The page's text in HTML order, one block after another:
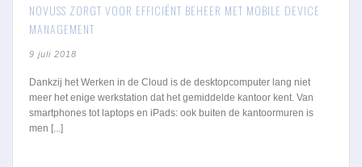
NOVUSS ZORGT VOOR EFFICIËNT BEHEER MET MOBILE DEVICE
MANAGEMENT
9 juli 2018
Dankzij het Werken in de Cloud is de desktopcomputer lang niet
meer het enige werkstation dat het gemiddelde kantoor kent. Van
smartphones tot laptops en iPads: ook buiten de kantoormuren is
men [...]